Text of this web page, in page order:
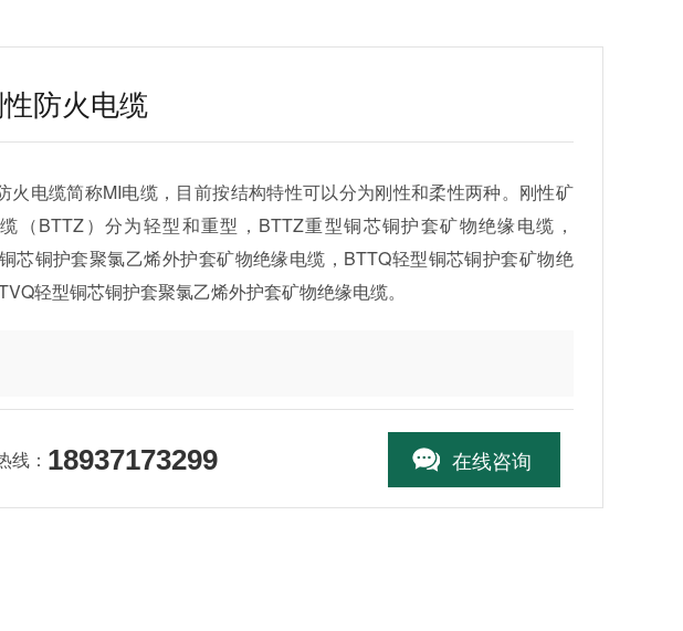
防火电缆
电缆简称MI电缆，目前按结构特性可以分为刚性和柔性两种。刚性矿
（BTTZ）分为轻型和重型，BTTZ重型铜芯铜护套矿物绝缘电缆，
芯铜护套聚氯乙烯外护套矿物绝缘电缆，BTTQ轻型铜芯铜护套矿物绝
轻型铜芯铜护套聚氯乙烯外护套矿物绝缘电缆。
在线咨询
线： 18937173299